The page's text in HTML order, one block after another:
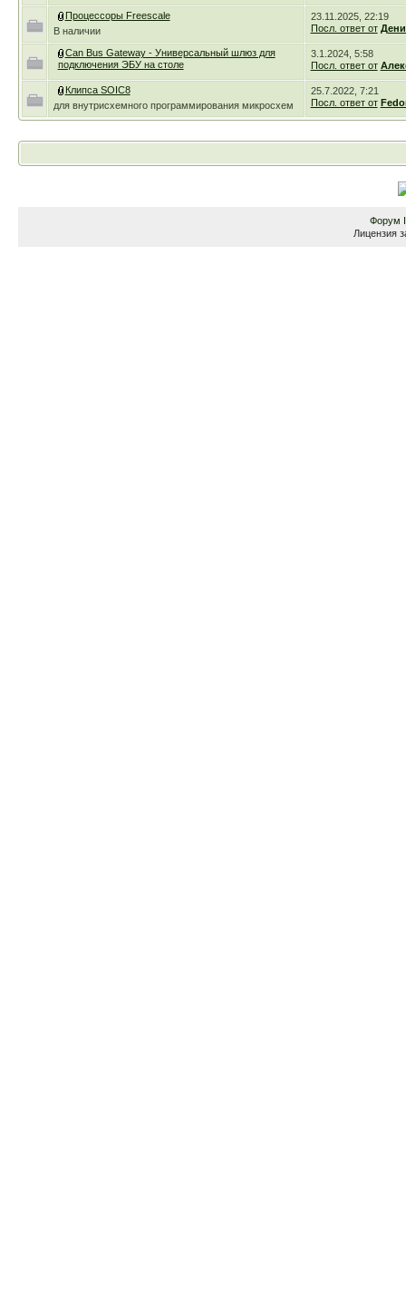
Процессоры Freescale
В наличии
23.11.2025, 22:19
Посл. ответ от
Can Bus Gateway - Универсальный шлюз для
подключения ЭБУ на столе
3.1.2024, 5:58
Посл. ответ от
Клипса SOIC8
для внутрисхемного программирования микросхем
25.7.2022, 7:21
Посл. ответ от
Форум
Лицензия